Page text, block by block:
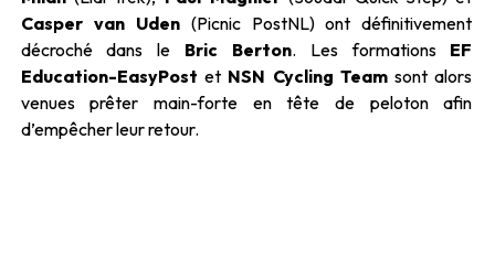
Casper van Uden(Picnic PostNL) ont définitivement
décroché dans le Bric Berton. Les formations EF
Education-EasyPost et NSN Cycling Teamsont alors
venues prêter main-forte en tête de peloton afin
d’empêcher leur retour.